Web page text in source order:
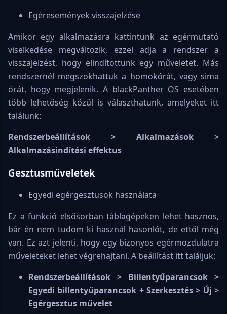
Egéresemények visszajelzése
Amikor egy alkalmazásra kattintunk az egérmutató
viselkedése megváltozik, ezzel adja a rendszer a
visszajelzést, hogy elindítottunk egy műveletet. Más
rendszernél megszokhattuk a homokórát, vagy sima
órát, hogy megjelenik. A blackPanther OS esetében
több lehetőség közül is választhatunk, amelyeket itt
találunk:
Rendszerbeállítások > Alkalmazások >
Alkalmazásindítási effektus
Gesztusműveletek
Egyedi egérgesztusok használata
Ez a funkció elsősorban táblagépeken lehet hasznos,
bár én nem tudom ki használ hasonlót, de ettől még
van. Ez azt jelenti, hogy egy bizonyos egérmozdulatra
műveleteket lehet végrehajtani. A beállítást itt találjuk:
Rendszerbeállíŧások > Billentyűparancsok >
Egyedi billentyűparancsok + Szerkesztés > Új >
Egérgesztus művelet